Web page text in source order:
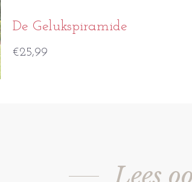
De Gelukspiramide
€25,99
Lees